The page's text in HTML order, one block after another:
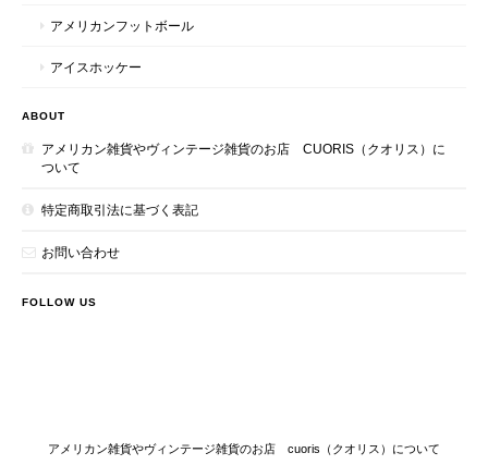
アメリカンフットボール
アイスホッケー
ABOUT
アメリカン雑貨やヴィンテージ雑貨のお店 CUORIS（クオリス）に
ついて
特定商取引法に基づく表記
お問い合わせ
FOLLOW US
アメリカン雑貨やヴィンテージ雑貨のお店 cuoris（クオリス）について